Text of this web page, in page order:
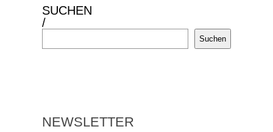
SUCHEN
/
Suchen
NEWSLETTER